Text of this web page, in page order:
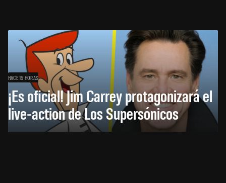
HACE 15 HORAS
¡Es oficial! Jim Carrey protagonizará el
live-action de Los Supersónicos